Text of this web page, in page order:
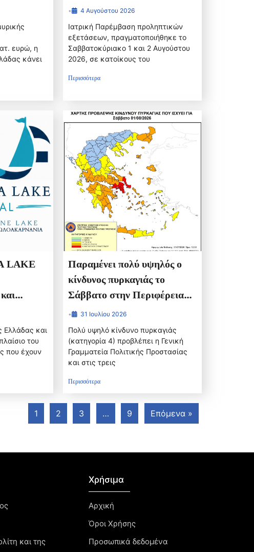
ευρώ, η
κάνει
Νοσηλευτική Μονάδα
Κρεστένων
• 4 Αυγούστου 2026
Ιατρική Παρέμβαση προληπτικών
εξετάσεων, πραγματοποιήθηκε το
Σαββατοκύριακο 1 και 2 Αυγούστου
2026, σε κατοίκους του
Περισσότερα
LAKE
Ελλάδας και
του
που έχουν
Παραμένει πολύ υψηλός ο
κίνδυνος πυρκαγιάς το
Σάββατο στην Περιφέρεια
Δυτικής Ελλάδας
• 31 Ιουλίου 2026
Πολύ υψηλό κίνδυνο πυρκαγιάς
(κατηγορία 4) προβλέπει η Γενική
Γραμματεία Πολιτικής Προστασίας
και στις τρεις
Περισσότερα
1 2 3 … 9 Επόμενα »
και της
Χρήσιμα
Αρχική
Όροι Χρήσης
Προσωπικά δεδομένα